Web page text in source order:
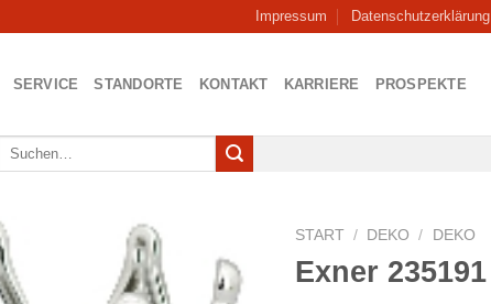
Impressum Datenschutzerklärung
SERVICE STANDORTE KONTAKT KARRIERE PROSPEKTE
Suchen
START / DEKO / DEKO
Exner 235191